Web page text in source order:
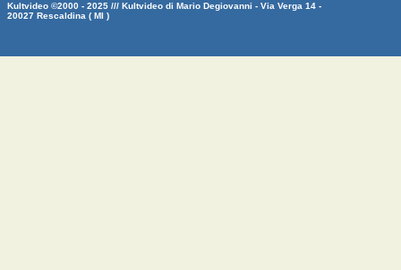
Kultvideo ©2000 - 2025 /// Kultvideo di Mario Degiovanni - Via Verga 14 -
20027 Rescaldina ( MI )